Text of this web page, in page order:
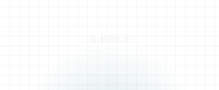
雲泥の差